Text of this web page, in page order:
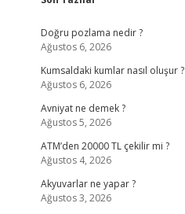
Sidebar
Doğru pozlama nedir ?
Ağustos 6, 2026
Kumsaldaki kumlar nasıl oluşur ?
Ağustos 6, 2026
Avniyat ne demek ?
Ağustos 5, 2026
ATM’den 20000 TL çekilir mi ?
Ağustos 4, 2026
Akyuvarlar ne yapar ?
Ağustos 3, 2026